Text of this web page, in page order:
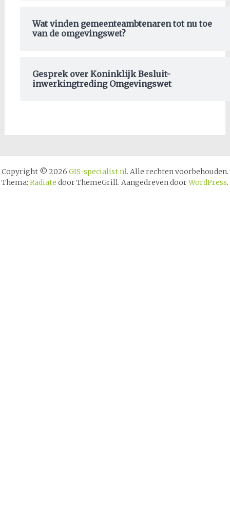
Wat vinden gemeenteambtenaren tot nu toe
van de omgevingswet?
Gesprek over Koninklijk Besluit-
inwerkingtreding Omgevingswet
Copyright © 2026 GIS-specialist.nl. Alle rechten voorbehouden.
Thema: Radiate door ThemeGrill. Aangedreven doorWordPress.